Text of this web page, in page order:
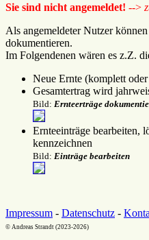
Sie sind nicht angemeldet! -->
Als angemeldeter Nutzer
dokumentieren.
Im Folgendenen wären es z.Z.
Neue Ernte (komplett
Gesamtertrag wird
Bild: Ernteerträge
Ernteeinträge bearbeiten,
kennzeichnen
Bild: Einträge bearbeiten
Impressum - Datenschutz -
© Andreas Strandt (2023-2026)